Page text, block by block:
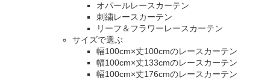
オパールレースカーテン
刺繍レースカーテン
リーフ＆フラワーレースカーテン
サイズで選ぶ
幅100cm×丈100cmのレースカーテン
幅100cm×丈133cmのレースカーテン
幅100cm×丈176cmのレースカーテン